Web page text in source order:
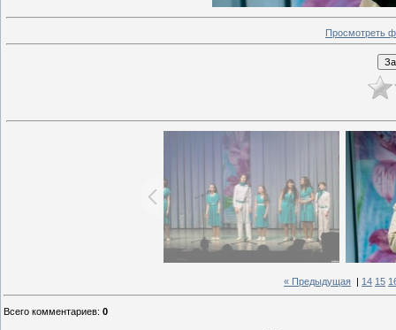
Просмотреть
« Предыдущая 14 15
Всего комментариев: 0